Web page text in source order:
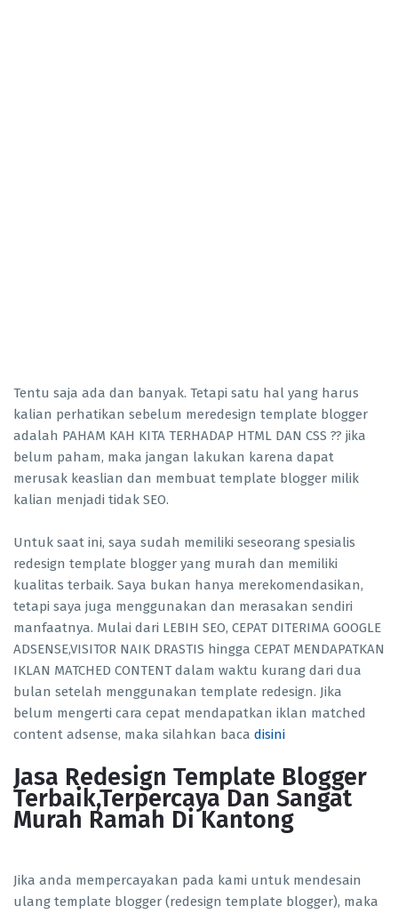
Tentu saja ada dan banyak. Tetapi satu hal yang harus
kalian perhatikan sebelum meredesign template blogger
adalah PAHAM KAH KITA TERHADAP HTML DAN CSS ?? jika
belum paham, maka jangan lakukan karena dapat
merusak keaslian dan membuat template blogger milik
kalian menjadi tidak SEO.
Untuk saat ini, saya sudah memiliki seseorang spesialis
redesign template blogger yang murah dan memiliki
kualitas terbaik. Saya bukan hanya merekomendasikan,
tetapi saya juga menggunakan dan merasakan sendiri
manfaatnya. Mulai dari LEBIH SEO, CEPAT DITERIMA GOOGLE
ADSENSE,VISITOR NAIK DRASTIS hingga CEPAT MENDAPATKAN
IKLAN MATCHED CONTENT dalam waktu kurang dari dua
bulan setelah menggunakan template redesign. Jika
belum mengerti cara cepat mendapatkan iklan matched
content adsense, maka silahkan baca disini
Jasa Redesign Template Blogger
Terbaik,Terpercaya Dan Sangat
Murah Ramah Di Kantong
Jika anda mempercayakan pada kami untuk mendesain
ulang template blogger (redesign template blogger), maka